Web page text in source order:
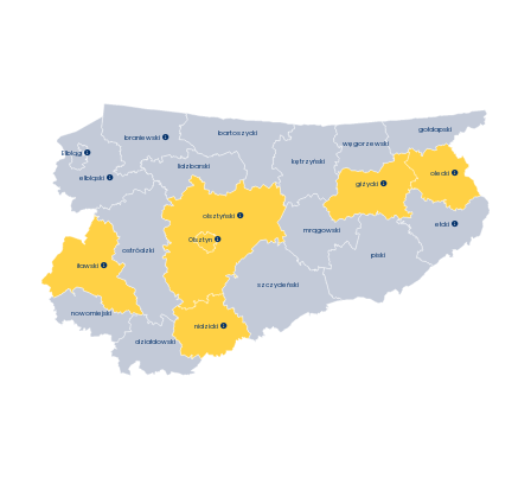
bartoszycki
braniewski 
działdowski
elbląski 
ełcki
giżycki 
iławski 
kętrzyński
lidzbarski
mrągowski
nidzicki 
nowomiejski
olecki
olsztyński
ostródzki piski
szczycieński
gołdapski
węgorzewski
Elbląg
Olsztyn